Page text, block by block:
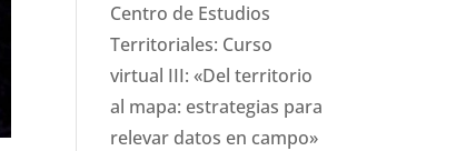
Centro de Estudios
Territoriales: Curso
virtual III: «Del territorio
al mapa: estrategias para
relevar datos en campo»